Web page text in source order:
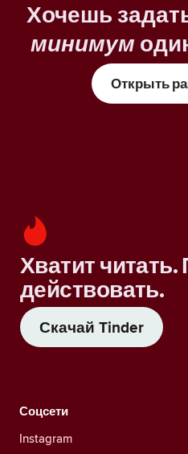
Хочешь
минимум
Открыть
Хватит читать.
действовать.
Скачай Tinder
Соцсети
Instagram